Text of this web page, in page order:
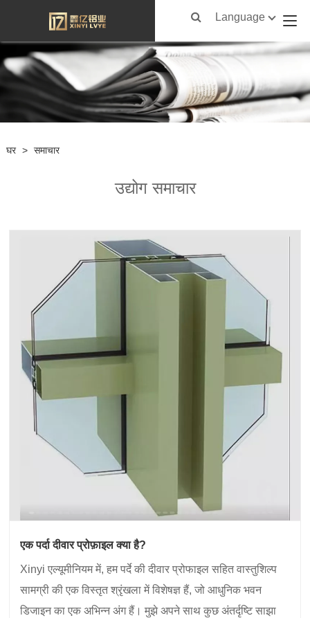
Language
घर > समाचार
उद्योग समाचार
एक पर्दा दीवार प्रोफ़ाइल क्या है?
Xinyi एल्यूमीनियम में, हम पर्दे की दीवार प्रोफाइल सहित वास्तुशिल्प
सामग्री की एक विस्तृत श्रृंखला में विशेषज्ञ हैं, जो आधुनिक भवन
डिजाइन का एक अभिन्न अंग हैं। मुझे अपने साथ कुछ अंतर्दृष्टि साझा